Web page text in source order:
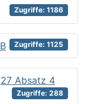
Zugriffe: 1186
Zugriffe: 1125
Absatz 4
Zugriffe: 288